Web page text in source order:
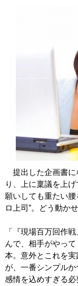
提出した企画書に
り、上に稟議を上
願いしても重たい腰
ロ上司”。どう動か
「『現場百万回作
んで、相手がやっ
本。意外とこれを
が、一番シンプル
感情を込めすぎる